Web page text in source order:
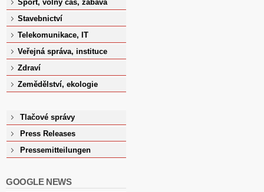
Sport, volný čas, zábava
Stavebnictví
Telekomunikace, IT
Veřejná správa, instituce
Zdraví
Zemědělství, ekologie
Tlačové správy
Press Releases
Pressemitteilungen
GOOGLE NEWS